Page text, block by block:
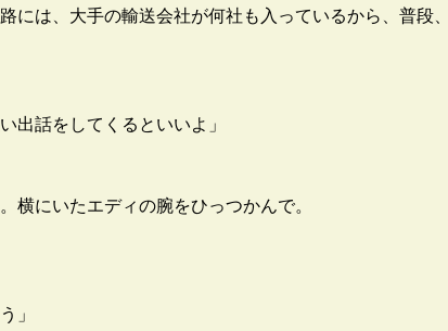
は、大手の輸送会社が何社も入っているから、普段
出話をしてくるといいよ」
にいたエディの腕をひっつかんで。
」